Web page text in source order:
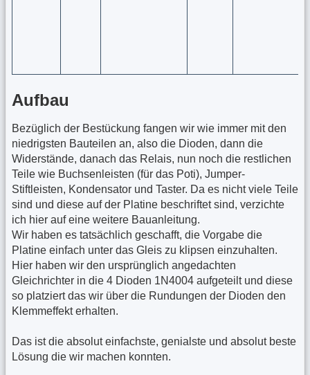
Aufbau
Bezüglich der Bestückung fangen wir wie immer mit den
niedrigsten Bauteilen an, also die Dioden, dann die
Widerstände, danach das Relais, nun noch die restlichen
Teile wie Buchsenleisten (für das Poti), Jumper-
Stiftleisten, Kondensator und Taster. Da es nicht viele Teile
sind und diese auf der Platine beschriftet sind, verzichte
ich hier auf eine weitere Bauanleitung.
Wir haben es tatsächlich geschafft, die Vorgabe die
Platine einfach unter das Gleis zu klipsen einzuhalten.
Hier haben wir den ursprünglich angedachten
Gleichrichter in die 4 Dioden 1N4004 aufgeteilt und diese
so platziert das wir über die Rundungen der Dioden den
Klemmeffekt erhalten.
Das ist die absolut einfachste, genialste und absolut beste
Lösung die wir machen konnten.